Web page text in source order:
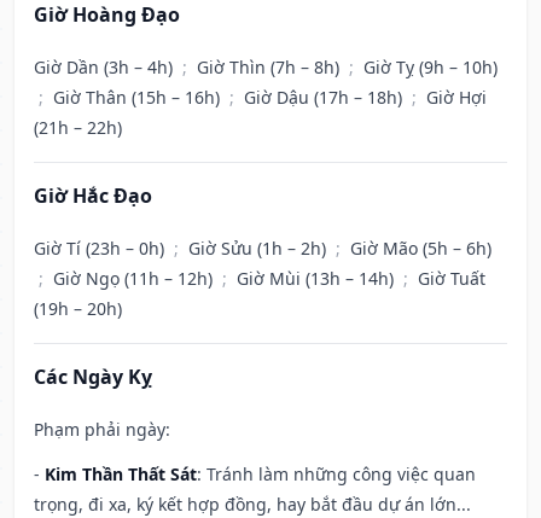
Giờ Hoàng Đạo
Giờ Dần (3h – 4h) ; Giờ Thìn (7h – 8h) ; Giờ Tỵ (9h – 10h)
; Giờ Thân (15h – 16h) ; Giờ Dậu (17h – 18h) ; Giờ Hợi
(21h – 22h)
Giờ Hắc Đạo
Giờ Tí (23h – 0h) ; Giờ Sửu (1h – 2h) ; Giờ Mão (5h – 6h)
; Giờ Ngọ (11h – 12h) ; Giờ Mùi (13h – 14h) ; Giờ Tuất
(19h – 20h)
Các Ngày Kỵ
Phạm phải ngày:
- Kim Thần Thất Sát: Tránh làm những công việc quan
trọng, đi xa, ký kết hợp đồng, hay bắt đầu dự án lớn...